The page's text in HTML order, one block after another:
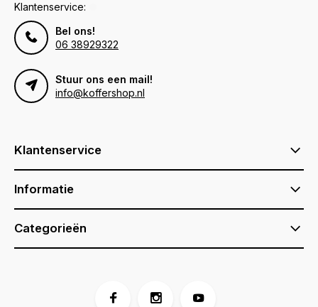
Klantenservice:
Bel ons!
06 38929322
Stuur ons een mail!
info@koffershop.nl
Klantenservice
Informatie
Categorieën